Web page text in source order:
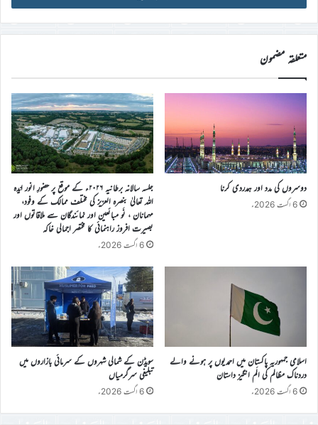
ڈی
درج
کریں
متعلقہ مضمون
دوسروں کی مدد اور ہمدردی کرنا
6 اگست 2026ء
جلسہ سالانہ برطانیہ ۲۰۲۶ء کے موقع پر حضورِ انور ایّدہ
الله تعالیٰ بنصرہ العزیز کی مختلف ممالک کے وفود،
مہمانان ، نَو مبائعین اور نمائندگان سے ملاقاتوں اور
بصیرت افروز راہنمائی کا مختصر اجمالی خاکہ
6 اگست 2026ء
اسلامی جمہوریہ پاکستان میں احمدیوں پر ہونے والے
دردناک مظالم کی الَم انگیز داستان
6 اگست 2026ء
سویڈن کے شمالی شہروں کے سرمائی بازاروں میں
تبلیغی سرگرمیاں
6 اگست 2026ء